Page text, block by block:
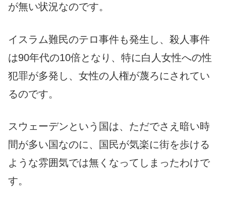
が無い状況なのです。
イスラム難民のテロ事件も発生し、殺人事件
は90年代の10倍となり、特に白人女性への性
犯罪が多発し、女性の人権が蔑ろにされてい
るのです。
スウェーデンという国は、ただでさえ暗い時
間が多い国なのに、国民が気楽に街を歩ける
ような雰囲気では無くなってしまったわけで
す。